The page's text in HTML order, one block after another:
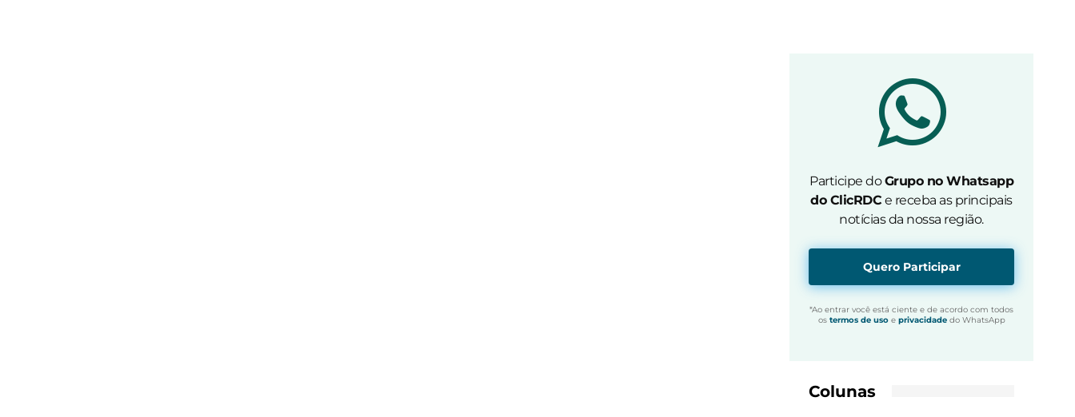
Participe doGrupo no Whatsapp
do ClicRDC e receba as principais
notícias da nossa região.
Quero Participar
*Ao entrar você está ciente e de acordo com todos
os termos de usoe privacidadedo WhatsApp
Colunas